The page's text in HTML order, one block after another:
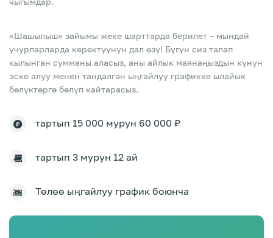
«Шашылыш» зайымы жеке шарттарда берилет – мындай
учурларларда керектүүнүн дал өзү! Бүгүн сиз талап
кылынган сумманы аласыз, аны айлык маянаңыздын күнүн
эске алуу менен тандалган ыңгайлуу графикке ылайык
бөлүктөргө бөлүп кайтарасыз.
тартып 15 000 мурун 60 000 ₽
тартып 3 мурун 12 ай
Төлөө ыңгайлуу график боюнча